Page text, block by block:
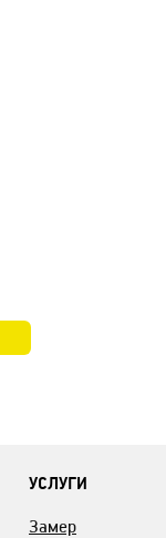
УСЛУГИ
Замер